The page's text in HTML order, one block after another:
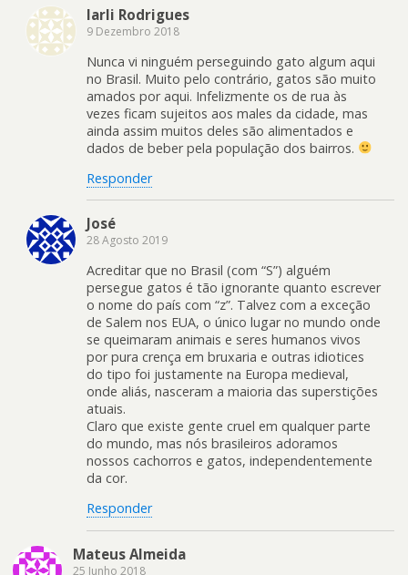
Iarli Rodrigues
9 Dezembro 2018
Nunca vi ninguém perseguindo gato algum aqui
no Brasil. Muito pelo contrário, gatos são muito
amados por aqui. Infelizmente os de rua às
vezes ficam sujeitos aos males da cidade, mas
ainda assim muitos deles são alimentados e
dados de beber pela população dos bairros.
Responder
José
28 Agosto 2019
Acreditar que no Brasil (com “S”) alguém
persegue gatos é tão ignorante quanto escrever
o nome do país com “z”. Talvez com a exceção
de Salem nos EUA, o único lugar no mundo onde
se queimaram animais e seres humanos vivos
por pura crença em bruxaria e outras idiotices
do tipo foi justamente na Europa medieval,
onde aliás, nasceram a maioria das superstições
atuais.
Claro que existe gente cruel em qualquer parte
do mundo, mas nós brasileiros adoramos
nossos cachorros e gatos, independentemente
da cor.
Responder
Mateus Almeida
25 Junho 2018